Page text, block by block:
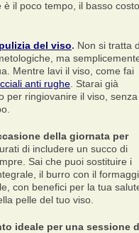
il poco tempo, il basso costo
pulizia del viso. Non si tratta
ma
Mentre lavi il viso, come fai
anti rughe . Starai già
per ringiovanire il viso, senza
della giornata per
di includere un succo di
Sai che puoi sostituire i
il burro con il
con benefici per la tua
pelle del tuo viso.
ideale per una sessione